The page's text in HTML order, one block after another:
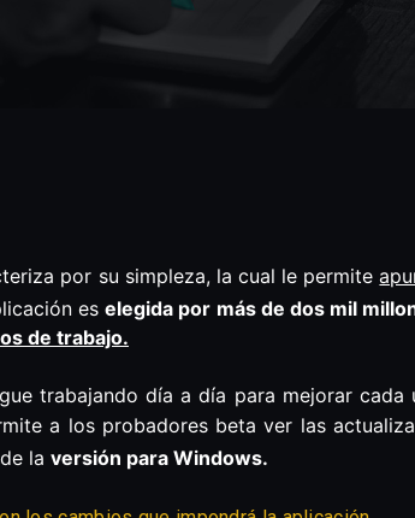
por su simpleza, la cual le permite
eselegida por más de dos mil
de trabajo.
trabajando día a día para mejorar
a los probadores beta ver las
la versión para Windows.